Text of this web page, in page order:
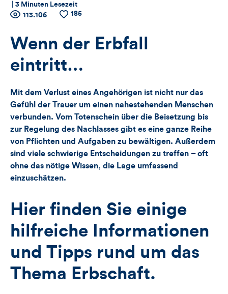
3 Minuten Lesezeit
Zähler
für
Views,
Likes
und
Kommentare
dieses
Artikels
Anzahl
Views
113.106
Anzahl
Likes
185
Wenn der Erbfall
eintritt…
Mit dem Verlust eines Angehörigen ist nicht nur das
Gefühl der Trauer um einen nahestehenden Menschen
verbunden. Vom Totenschein über die Beisetzung bis
zur Regelung des Nachlasses gibt es eine ganze Reihe
von Pflichten und Aufgaben zu bewältigen. Außerdem
sind viele schwierige Entscheidungen zu treffen – oft
ohne das nötige Wissen, die Lage umfassend
einzuschätzen.
Hier finden Sie einige
hilfreiche Informationen
und Tipps rund um das
Thema Erbschaft.